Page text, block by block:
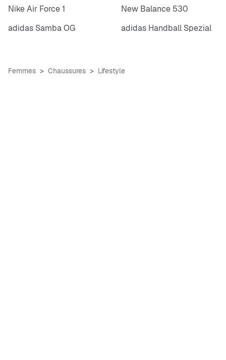
Nike Air Force 1
New Balance 530
adidas Samba OG
adidas Handball Spezial
Femmes Chaussures Lifestyle